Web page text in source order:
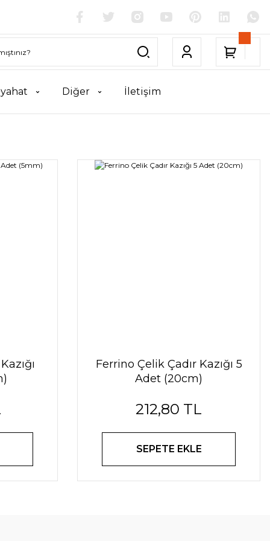
Diğer İletişim
Ferrino Çelik Çadır Kazığı 5
Adet (20cm)
212,80 TL
SEPETE EKLE